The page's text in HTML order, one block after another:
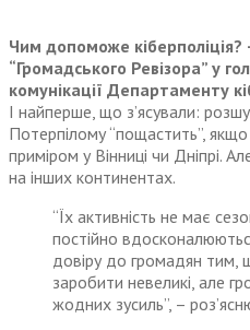
Чим допоможе кіберполіція?
“Громадського Ревізора” у
комунікації Департаменту
І найперше, що з’ясували:
Потерпілому “пощастить”,
приміром у Вінниці чи Дніпрі.
на інших континентах.
“Їх активність не має
постійно
довіру до громадян тим,
заробити невеликі, але
жодних зусиль”, –